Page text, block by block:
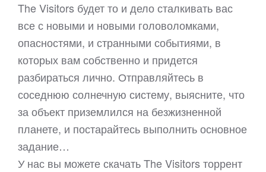
The Visitors будет то и дело сталкивать вас
все с новыми и новыми головоломками,
опасностями, и странными событиями, в
которых вам собственно и придется
разбираться лично. Отправляйтесь в
соседнюю солнечную систему, выясните, что
за объект приземлился на безжизненной
планете, и постарайтесь выполнить основное
задание…
У нас вы можете скачать The Visitors торрент